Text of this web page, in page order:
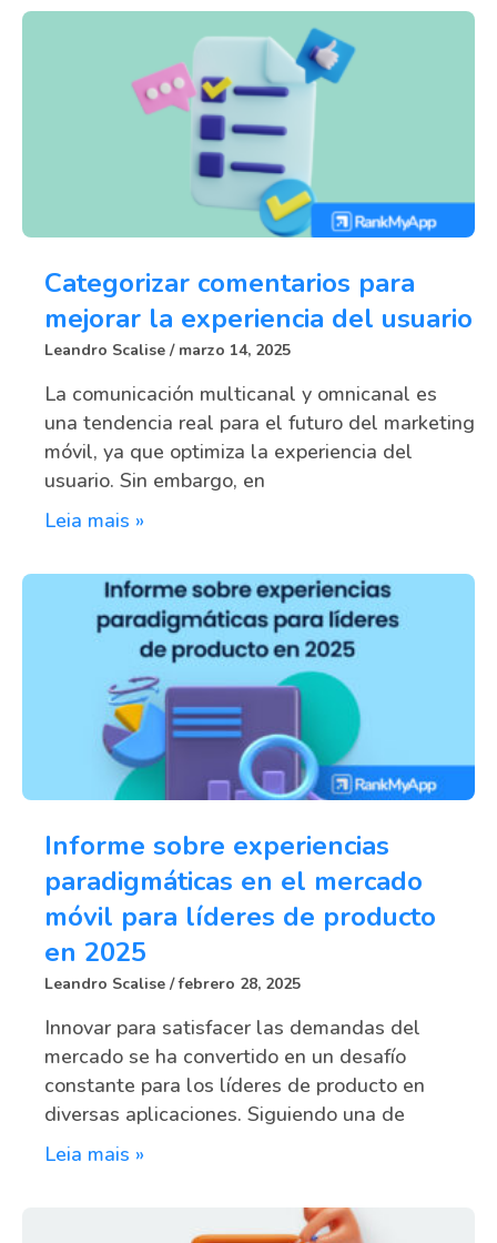
Categorizar comentarios para
mejorar la experiencia del usuario
Leandro Scalise marzo 14, 2025
La comunicación multicanal y omnicanal es
una tendencia real para el futuro del marketing
móvil, ya que optimiza la experiencia del
usuario. Sin embargo, en
Leia mais »
Informe sobre experiencias
paradigmáticas en el mercado
móvil para líderes de producto
en 2025
Leandro Scalise febrero 28, 2025
Innovar para satisfacer las demandas del
mercado se ha convertido en un desafío
constante para los líderes de producto en
diversas aplicaciones. Siguiendo una de
Leia mais »